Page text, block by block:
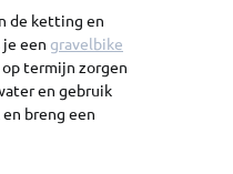
de ketting en
een gravelbike
termijn zorgen
en gebruik
breng een